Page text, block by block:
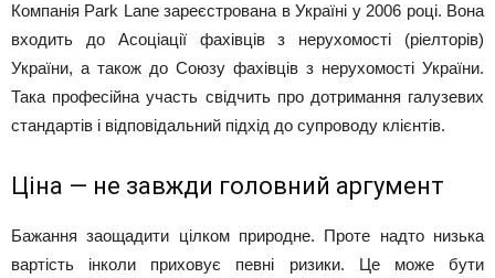
Компанія Park Lane зареєстрована в Україні у 2006 році. Вона
входить до Асоціації фахівців з нерухомості (ріелторів)
України, а також до Союзу фахівців з нерухомості України.
Така професійна участь свідчить про дотримання галузевих
стандартів і відповідальний підхід до супроводу клієнтів.
Ціна — не завжди головний аргумент
Бажання заощадити цілком природне. Проте надто низька
вартість інколи приховує певні ризики. Це може бути